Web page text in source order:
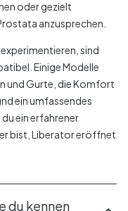
oder gezielt
anzusprechen.
experimentieren, sind
Einige Modelle
und Gurte, die Komfort
ein umfassendes
ein erfahrener
bist, Liberator eröffnet
du kennen